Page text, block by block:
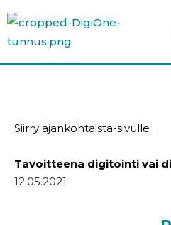
sisältöön
Siirry ajankohtaista-sivulle
Tavoitteena digitointi vai
12.05.2021